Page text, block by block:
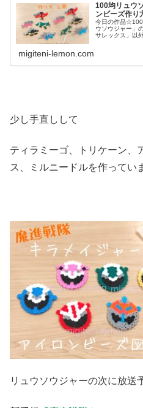
100均リュウ
ンビーズ作り
今日の作品☆100
ウソウジャー」
サレックス」以
migiteni-lemon.com
少し手直しして
ティラミーゴ、トリケーン、
ス、ミルニードルを作ってい
リュウソウジャーの次に放送